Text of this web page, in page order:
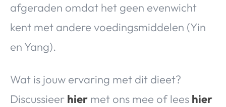
afgeraden omdat het geen evenwicht
kent met andere voedingsmiddelen (Yin
en Yang).
Wat is jouw ervaring met dit dieet?
Discussieer hier met ons mee of lees hier